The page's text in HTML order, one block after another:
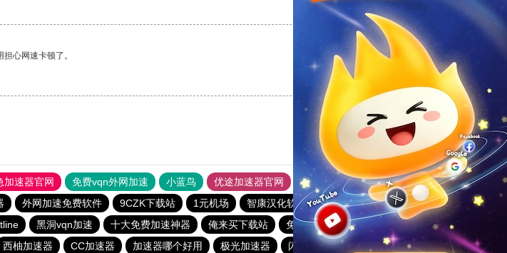
反对
心网速卡顿了。
反对[0]
加速器官网 免费vqn外网加速 小蓝鸟 优途加速器官网 风驰加速器 旋风加速器
八戒看书
外网加速免费软件 9CZK下载站 1元机场 智康汉化软件下载站 vp免费加速
橘子加速器
黑洞vqn加速 十大免费加速神器 俺来买下载站 免费vqn加速外网
ins加速器
西柚加速器 CC加速器 加速器哪个好用 极光加速器 闪电猫加速器 免费跨墙软件